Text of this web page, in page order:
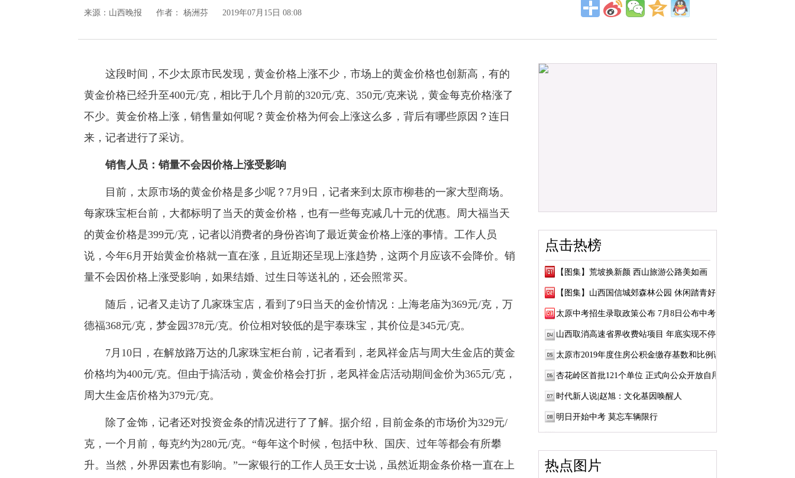
来源： 山西晚报 作者： 杨洲芬 2019年07月15日 08:08
这段时间，不少太原市民发现，黄金价格上涨不少，市场上的黄金价格也创新高，有的
黄金价格已经升至400元/克，相比于几个月前的320元/克、350元/克来说，黄金每克价格涨了
不少。黄金价格上涨，销售量如何呢？黄金价格为何会上涨这么多，背后有哪些原因？连日
来，记者进行了采访。
销售人员：销量不会因价格上涨受影响
目前，太原市场的黄金价格是多少呢？7月9日，记者来到太原市柳巷的一家大型商场。
每家珠宝柜台前，大都标明了当天的黄金价格，也有一些每克减几十元的优惠。周大福当天
的黄金价格是399元/克，记者以消费者的身份咨询了最近黄金价格上涨的事情。工作人员
说，今年6月开始黄金价格就一直在涨，且近期还呈现上涨趋势，这两个月应该不会降价。销
量不会因价格上涨受影响，如果结婚、过生日等送礼的，还会照常买。
随后，记者又走访了几家珠宝店，看到了9日当天的金价情况：上海老庙为369元/克，万
德福368元/克，梦金园378元/克。价位相对较低的是宇泰珠宝，其价位是345元/克。
7月10日，在解放路万达的几家珠宝柜台前，记者看到，老凤祥金店与周大生金店的黄金
价格均为400元/克。但由于搞活动，黄金价格会打折，老凤祥金店活动期间金价为365元/克，
周大生金店价格为379元/克。
除了金饰，记者还对投资金条的情况进行了了解。据介绍，目前金条的市场价为329元/
克，一个月前，每克约为280元/克。“每年这个时候，包括中秋、国庆、过年等都会有所攀
升。当然，外界因素也有影响。”一家银行的工作人员王女士说，虽然近期金条价格一直在上
点击热榜
【图集】荒坡换新颜 西山旅游公路美如画
【图集】山西国信城郊森林公园 休闲踏青好去处
太原中考招生录取政策公布 7月8日公布中考成绩
山西取消高速省界收费站项目 年底实现不停车...
太原市2019年度住房公积金缴存基数和比例调整
杏花岭区首批121个单位 正式向公众开放自用厕所
时代新人说|赵旭：文化基因唤醒人
明日开始中考 莫忘车辆限行
热点图片